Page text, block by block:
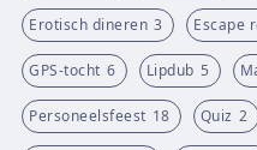
Erotisch dineren 3 Escape
GPS-tocht 6 Lipdub 5
Personeelsfeest 18 Quiz 2